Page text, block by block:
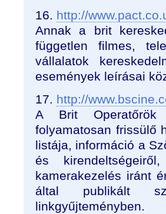
16. http://
Annak a brit
független filmes,
vállalatok
események leírásai
17. http://
A Brit Operatőrök
folyamatosan frissülő
listája, információ a
és
kamerakezelés iránt
által publikált
linkgyűjteményben.